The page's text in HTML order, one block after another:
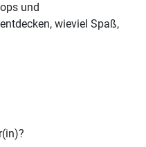
und
wieviel Spaß,